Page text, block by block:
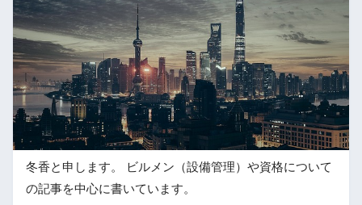
冬香と申します。 ビルメン（設備管理）や資格について
の記事を中心に書いています。